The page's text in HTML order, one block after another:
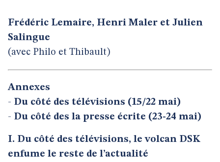
Frédéric Lemaire, Henri Maler et Julien
Salingue
(avec Philo et Thibault)
Annexes
- Du côté des télévisions (15/22 mai)
- Du côté des la presse écrite (23-24 mai)
I. Du côté des télévisions, le volcan DSK
enfume le reste de l’actualité